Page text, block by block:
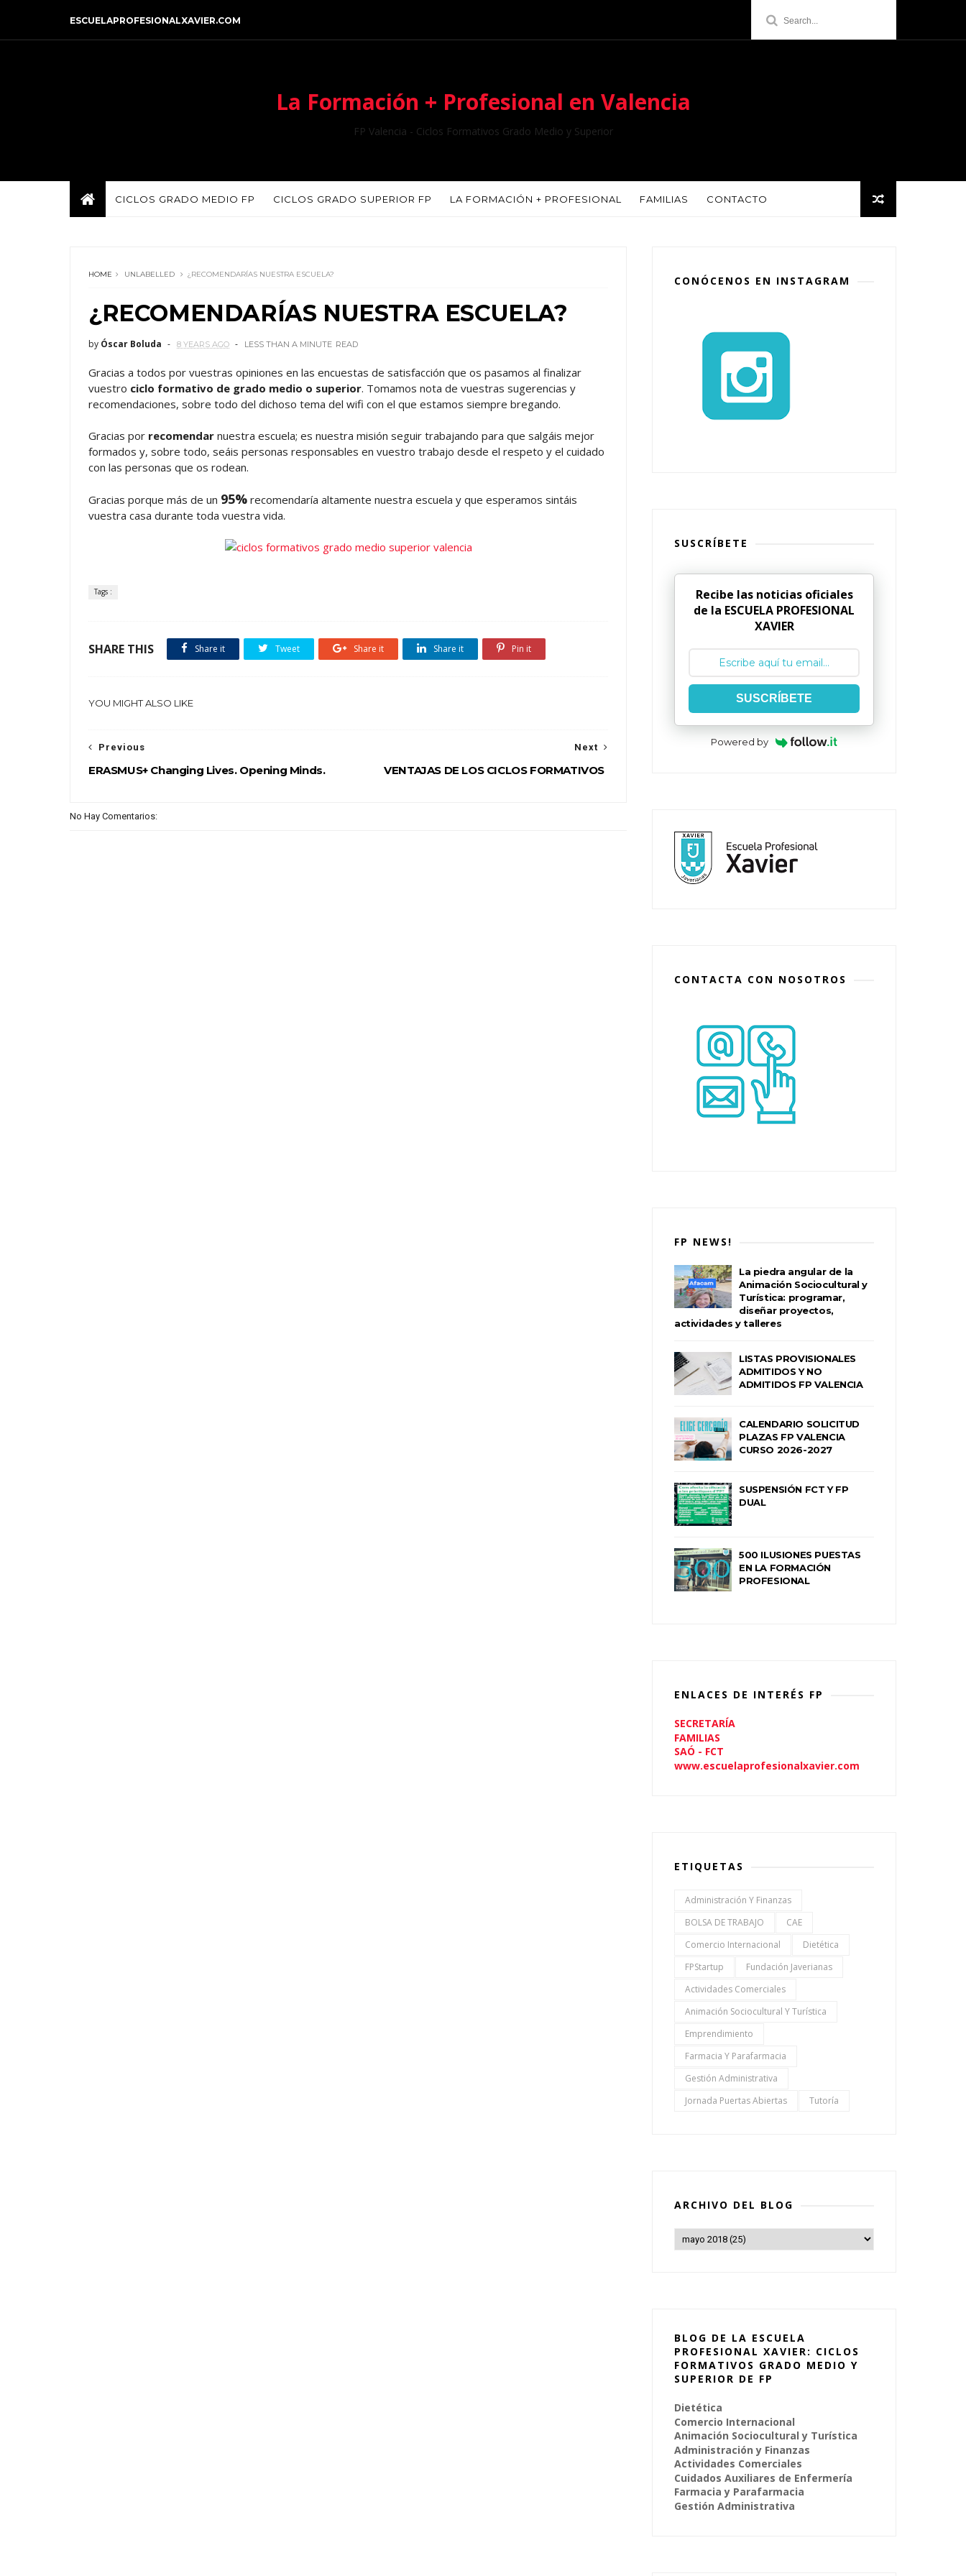
ESCUELAPROFESIONALXAVIER.COM
La Formación + Profesional en Valencia
FP Valencia - Ciclos Formativos Grado Medio y Superior
CICLOS GRADO MEDIO FP CICLOS GRADO SUPERIOR FP LA FORMACIÓN + PROFESIONAL FAMILIAS CONTACTO
HOME UNLABELLED ¿RECOMENDARÍAS NUESTRA ESCUELA?
¿RECOMENDARÍAS NUESTRA ESCUELA?
by Óscar Boluda 8 YEARS AGO LESS THAN A MINUTE READ
Gracias a todos por vuestras opiniones en las encuestas de satisfacción que os pasamos al finalizar
vuestro ciclo formativo de grado medio o superior. Tomamos nota de vuestras sugerencias y
recomendaciones, sobre todo del dichoso tema del wifi con el que estamos siempre bregando.
Gracias por recomendar nuestra escuela; es nuestra misión seguir trabajando para que salgáis mejor
formados y, sobre todo, seáis personas responsables en vuestro trabajo desde el respeto y el cuidado
con las personas que os rodean.
Gracias porque más de un 95% recomendaría altamente nuestra escuela y que esperamos sintáis
vuestra casa durante toda vuestra vida.
Tags :
SHARE THIS Share it Tweet Share it Share it Pin it
YOU MIGHT ALSO LIKE
Next
VENTAJAS DE LOS CICLOS FORMATIVOS
Previous
ERASMUS+ Changing Lives. Opening Minds.
No Hay Comentarios:
CONÓCENOS EN INSTAGRAM
SUSCRÍBETE
Recibe las noticias oficiales
de la ESCUELA PROFESIONAL
XAVIER
SUSCRÍBETE
Powered by
CONTACTA CON NOSOTROS
FP NEWS!
La piedra angular de la
Animación Sociocultural y
Turística: programar,
diseñar proyectos,
actividades y talleres
LISTAS PROVISIONALES
ADMITIDOS Y NO
ADMITIDOS FP VALENCIA
CALENDARIO SOLICITUD
PLAZAS FP VALENCIA
CURSO 2026-2027
SUSPENSIÓN FCT Y FP
DUAL
500 ILUSIONES PUESTAS
EN LA FORMACIÓN
PROFESIONAL
ENLACES DE INTERÉS FP
SECRETARÍA
FAMILIAS
SAÓ - FCT
www.escuelaprofesionalxavier.com
ETIQUETAS
Administración Y Finanzas
BOLSA DE TRABAJO
CAE
Comercio Internacional
Dietética
FPStartup
Fundación Javerianas
Actividades Comerciales
Animación Sociocultural Y Turística
Emprendimiento
Farmacia Y Parafarmacia
Gestión Administrativa
Jornada Puertas Abiertas
Tutoría
ARCHIVO DEL BLOG
BLOG DE LA ESCUELA
PROFESIONAL XAVIER: CICLOS
FORMATIVOS GRADO MEDIO Y
SUPERIOR DE FP
Dietética
Comercio Internacional
Animación Sociocultural y Turística
Administración y Finanzas
Actividades Comerciales
Cuidados Auxiliares de Enfermería
Farmacia y Parafarmacia
Gestión Administrativa